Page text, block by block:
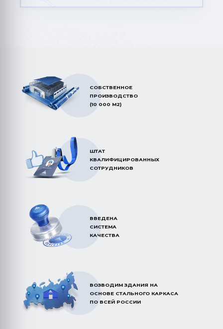
СОБСТВЕННОЕ
ПРОИЗВОДСТВО
(10 000 М2)
ШТАТ
КВАЛИФИЦИРОВАННЫХ
СОТРУДНИКОВ
ВВЕДЕНА
СИСТЕМА
КАЧЕСТВА
ВОЗВОДИМ ЗДАНИЯ НА
ОСНОВЕ СТАЛЬНОГО КАРКАСА
ПО ВСЕЙ РОССИИ